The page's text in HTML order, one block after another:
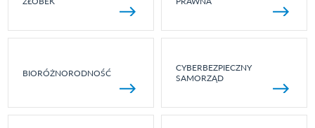
BIORÓŻNORODNOŚĆ
CYBERBEZPIECZNY
SAMORZĄD